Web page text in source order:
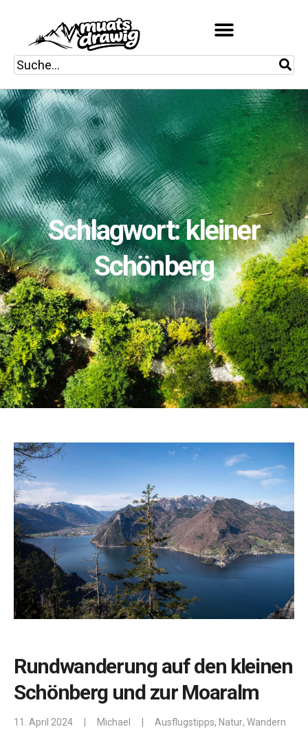
Schlagwort: kleiner
Schönberg
Rundwanderung auf den kleinen
Schönberg und zur Moaralm
11. April 2024 Michael Ausflugstipps, Natur, Wandern